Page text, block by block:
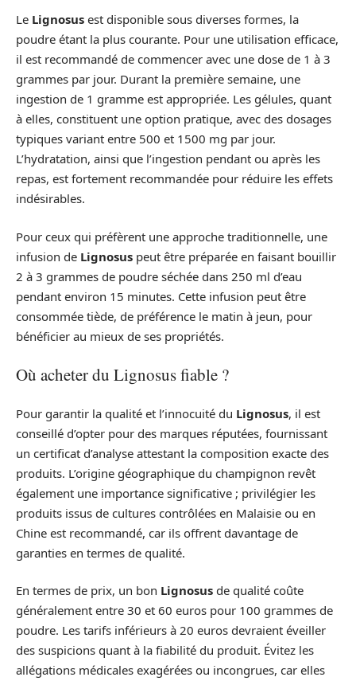
Le Lignosus est disponible sous diverses formes, la
poudre étant la plus courante. Pour une utilisation efficace,
il est recommandé de commencer avec une dose de 1 à 3
grammes par jour. Durant la première semaine, une
ingestion de 1 gramme est appropriée. Les gélules, quant
à elles, constituent une option pratique, avec des dosages
typiques variant entre 500 et 1500 mg par jour.
L’hydratation, ainsi que l’ingestion pendant ou après les
repas, est fortement recommandée pour réduire les effets
indésirables.
Pour ceux qui préfèrent une approche traditionnelle, une
infusion de Lignosus peut être préparée en faisant bouillir
2 à 3 grammes de poudre séchée dans 250 ml d’eau
pendant environ 15 minutes. Cette infusion peut être
consommée tiède, de préférence le matin à jeun, pour
bénéficier au mieux de ses propriétés.
Où acheter du Lignosus fiable ?
Pour garantir la qualité et l’innocuité du Lignosus, il est
conseillé d’opter pour des marques réputées, fournissant
un certificat d’analyse attestant la composition exacte des
produits. L’origine géographique du champignon revêt
également une importance significative ; privilégier les
produits issus de cultures contrôlées en Malaisie ou en
Chine est recommandé, car ils offrent davantage de
garanties en termes de qualité.
En termes de prix, un bon Lignosus de qualité coûte
généralement entre 30 et 60 euros pour 100 grammes de
poudre. Les tarifs inférieurs à 20 euros devraient éveiller
des suspicions quant à la fiabilité du produit. Évitez les
allégations médicales exagérées ou incongrues, car elles